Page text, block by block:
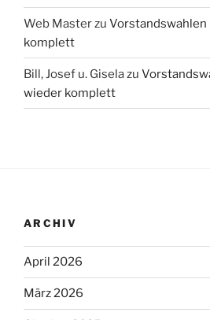
Web Masterzu
komplett
Bill, Josef u. Giselazu
wieder komplett
ARCHIV
April 2026
März 2026